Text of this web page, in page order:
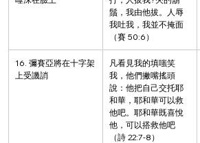
鬚，我由他拔。人辱
我吐我，我並不掩面
（賽 50:6）
16. 彌賽亞將在十字架
上受譏誚
凡看見我的填嗤笑
我，他們撇嘴搖頭
說：他把自己交托耶
和華，耶和華可以救
他吧。耶和華既喜悅
他，可以搭救他吧
（詩 22:7-8）